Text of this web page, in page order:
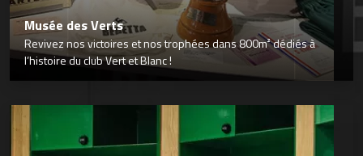
Musée des Verts
Revivez nos victoires et nos trophées dans 800m² dédiés à
l’histoire du club Vert et Blanc !